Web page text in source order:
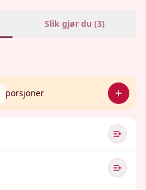
Slik gjør du (3)
porsjoner